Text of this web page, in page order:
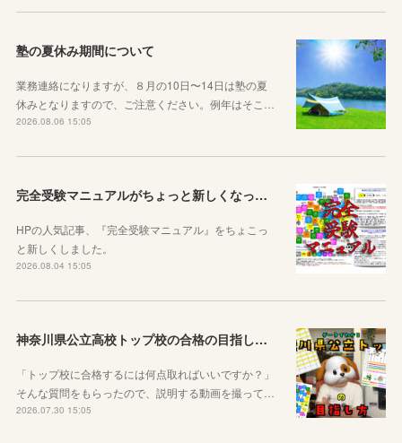
塾の夏休み期間について
業務連絡になりますが、８月の10日〜14日は塾の夏
休みとなりますので、ご注意ください。例年はそこ…
2026.08.06 15:05
完全受験マニュアルがちょっと新しくなったよ！
HPの人気記事、『完全受験マニュアル』をちょこっ
と新しくしました。
2026.08.04 15:05
神奈川県公立高校トップ校の合格の目指し方について動画をアップしました
「トップ校に合格するには何点取ればいいですか？」
そんな質問をもらったので、説明する動画を撮って…
2026.07.30 15:05